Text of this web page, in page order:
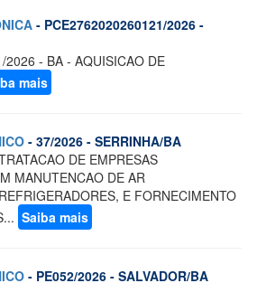
- PCE2762020260121/2026 -
2026 - BA - AQUISICAO DE
mais
- 37/2026 - SERRINHA/BA
DE EMPRESAS
MANUTENCAO DE AR
E FORNECIMENTO
Saiba mais
- PE052/2026 - SALVADOR/BA